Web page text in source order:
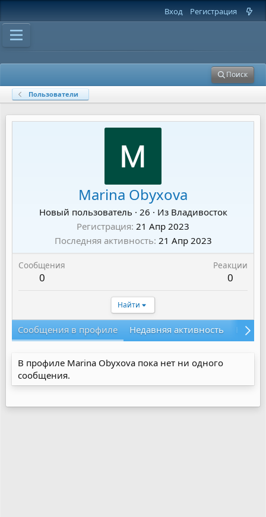
Вход Регистрация
Поиск
Пользователи
Marina Obyxova
Новый пользователь · 26 · Из Владивосток
Регистрация 21 Апр 2023
Последняя активность 21 Апр 2023
Сообщения
0
Реакции
0
Найти
Сообщения в профиле Недавняя активность
В профиле Marina Obyxova пока нет ни одного
сообщения.